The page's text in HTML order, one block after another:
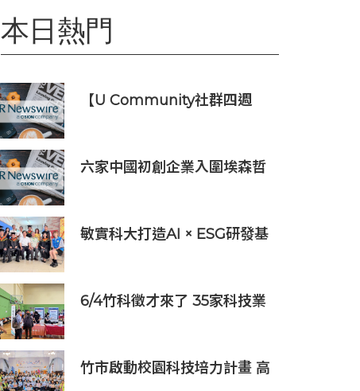
本日熱門
【U Community社群四週
六家中國初創企業入圍埃森哲
敏實科大打造AI × ESG研發基
6/4竹科徵才來了 35家科技業
竹市啟動校園科技培力計畫 高